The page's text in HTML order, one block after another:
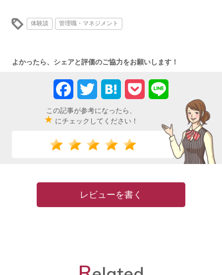
体験談 管理職・マネジメント
よかったら、シェアと評価のご協力をお願いします！
この記事が参考になったら、
★ にチェックしてください！
FacebookTwitter Hatena Pocket
レビューを書く